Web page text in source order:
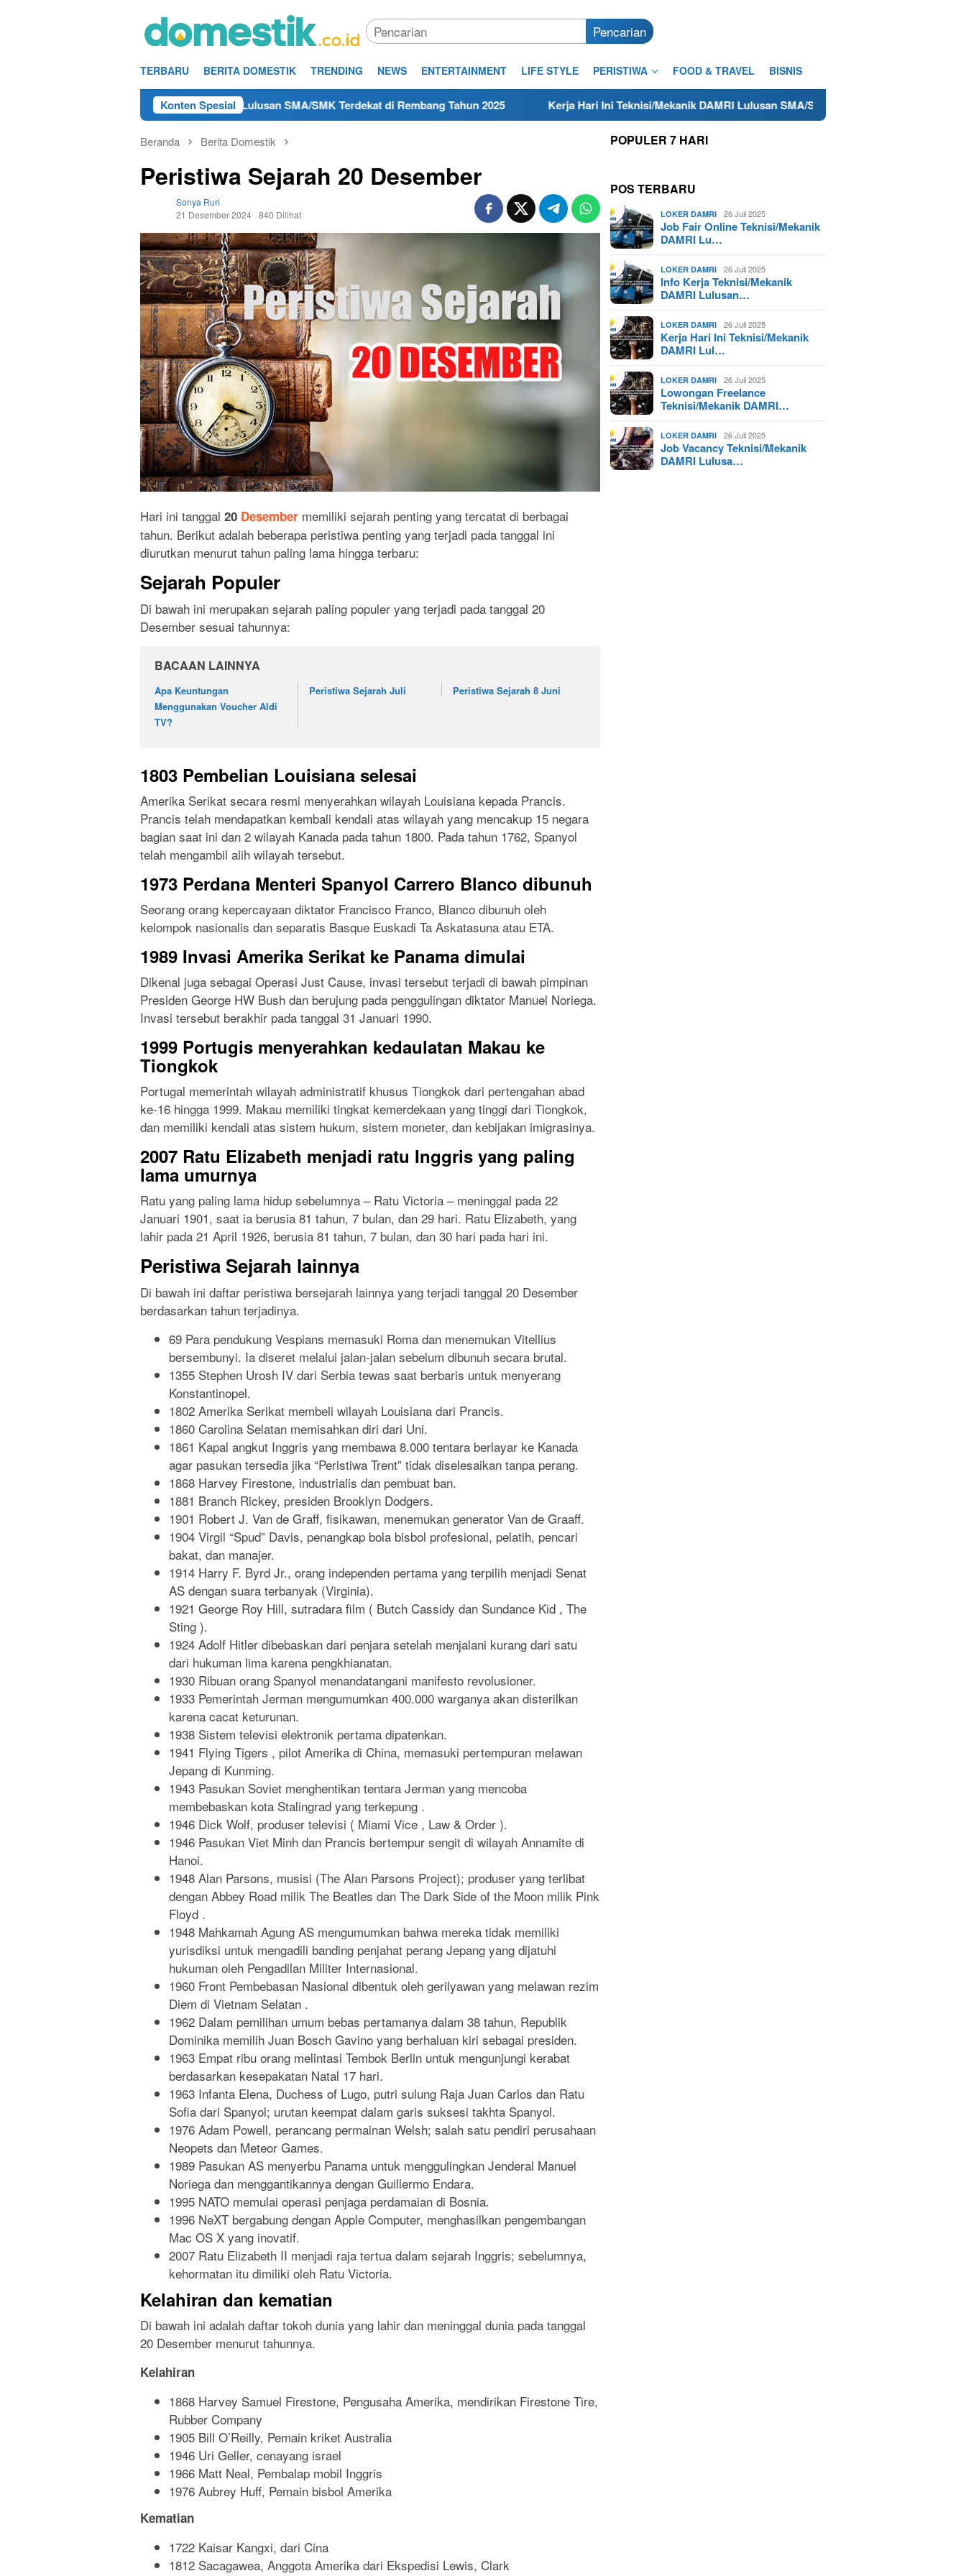
Pencarian
TERBARU BERITA DOMESTIK TRENDING NEWS ENTERTAINMENT LIFE STYLE PERISTIWA FOOD & TRAVEL BISNIS
Konten Spesial
Kerja Teknisi/Mekanik DAMRI Lulusan SMA/SMK Terdekat di Rembang Tahun 2025 Kerja Hari Ini Teknisi/Mekanik DAMRI Lulusan SMA/SMK Terdekat di Cilacap Tahun 2025
Beranda Berita Domestik
Peristiwa Sejarah 20 Desember
Sonya Ruri
21 Desember 2024 840 Dilihat
Hari ini tanggal 20 Desember memiliki sejarah penting yang tercatat di berbagai
tahun. Berikut adalah beberapa peristiwa penting yang terjadi pada tanggal ini
diurutkan menurut tahun paling lama hingga terbaru:
Sejarah Populer
Di bawah ini merupakan sejarah paling populer yang terjadi pada tanggal 20
Desember sesuai tahunnya:
BACAAN LAINNYA
Apa Keuntungan
Menggunakan Voucher Aldi
TV?
Peristiwa Sejarah Juli Peristiwa Sejarah 8 Juni
1803 Pembelian Louisiana selesai
Amerika Serikat secara resmi menyerahkan wilayah Louisiana kepada Prancis.
Prancis telah mendapatkan kembali kendali atas wilayah yang mencakup 15 negara
bagian saat ini dan 2 wilayah Kanada pada tahun 1800. Pada tahun 1762, Spanyol
telah mengambil alih wilayah tersebut.
1973 Perdana Menteri Spanyol Carrero Blanco dibunuh
Seorang orang kepercayaan diktator Francisco Franco, Blanco dibunuh oleh
kelompok nasionalis dan separatis Basque Euskadi Ta Askatasuna atau ETA.
1989 Invasi Amerika Serikat ke Panama dimulai
Dikenal juga sebagai Operasi Just Cause, invasi tersebut terjadi di bawah pimpinan
Presiden George HW Bush dan berujung pada penggulingan diktator Manuel Noriega.
Invasi tersebut berakhir pada tanggal 31 Januari 1990.
1999 Portugis menyerahkan kedaulatan Makau ke
Tiongkok
Portugal memerintah wilayah administratif khusus Tiongkok dari pertengahan abad
ke-16 hingga 1999. Makau memiliki tingkat kemerdekaan yang tinggi dari Tiongkok,
dan memiliki kendali atas sistem hukum, sistem moneter, dan kebijakan imigrasinya.
2007 Ratu Elizabeth menjadi ratu Inggris yang paling
lama umurnya
Ratu yang paling lama hidup sebelumnya – Ratu Victoria – meninggal pada 22
Januari 1901, saat ia berusia 81 tahun, 7 bulan, dan 29 hari. Ratu Elizabeth, yang
lahir pada 21 April 1926, berusia 81 tahun, 7 bulan, dan 30 hari pada hari ini.
Peristiwa Sejarah lainnya
Di bawah ini daftar peristiwa bersejarah lainnya yang terjadi tanggal 20 Desember
berdasarkan tahun terjadinya.
69 Para pendukung Vespians memasuki Roma dan menemukan Vitellius
bersembunyi. Ia diseret melalui jalan-jalan sebelum dibunuh secara brutal.
1355 Stephen Urosh IV dari Serbia tewas saat berbaris untuk menyerang
Konstantinopel.
1802 Amerika Serikat membeli wilayah Louisiana dari Prancis.
1860 Carolina Selatan memisahkan diri dari Uni.
1861 Kapal angkut Inggris yang membawa 8.000 tentara berlayar ke Kanada
agar pasukan tersedia jika “Peristiwa Trent” tidak diselesaikan tanpa perang.
1868 Harvey Firestone, industrialis dan pembuat ban.
1881 Branch Rickey, presiden Brooklyn Dodgers.
1901 Robert J. Van de Graff, fisikawan, menemukan generator Van de Graaff.
1904 Virgil “Spud” Davis, penangkap bola bisbol profesional, pelatih, pencari
bakat, dan manajer.
1914 Harry F. Byrd Jr., orang independen pertama yang terpilih menjadi Senat
AS dengan suara terbanyak (Virginia).
1921 George Roy Hill, sutradara film ( Butch Cassidy dan Sundance Kid , The
Sting ).
1924 Adolf Hitler dibebaskan dari penjara setelah menjalani kurang dari satu
dari hukuman lima karena pengkhianatan.
1930 Ribuan orang Spanyol menandatangani manifesto revolusioner.
1933 Pemerintah Jerman mengumumkan 400.000 warganya akan disterilkan
karena cacat keturunan.
1938 Sistem televisi elektronik pertama dipatenkan.
1941 Flying Tigers , pilot Amerika di China, memasuki pertempuran melawan
Jepang di Kunming.
1943 Pasukan Soviet menghentikan tentara Jerman yang mencoba
membebaskan kota Stalingrad yang terkepung .
1946 Dick Wolf, produser televisi ( Miami Vice , Law & Order ).
1946 Pasukan Viet Minh dan Prancis bertempur sengit di wilayah Annamite di
Hanoi.
1948 Alan Parsons, musisi (The Alan Parsons Project); produser yang terlibat
dengan Abbey Road milik The Beatles dan The Dark Side of the Moon milik Pink
Floyd .
1948 Mahkamah Agung AS mengumumkan bahwa mereka tidak memiliki
yurisdiksi untuk mengadili banding penjahat perang Jepang yang dijatuhi
hukuman oleh Pengadilan Militer Internasional.
1960 Front Pembebasan Nasional dibentuk oleh gerilyawan yang melawan rezim
Diem di Vietnam Selatan .
1962 Dalam pemilihan umum bebas pertamanya dalam 38 tahun, Republik
Dominika memilih Juan Bosch Gavino yang berhaluan kiri sebagai presiden.
1963 Empat ribu orang melintasi Tembok Berlin untuk mengunjungi kerabat
berdasarkan kesepakatan Natal 17 hari.
1963 Infanta Elena, Duchess of Lugo, putri sulung Raja Juan Carlos dan Ratu
Sofia dari Spanyol; urutan keempat dalam garis suksesi takhta Spanyol.
1976 Adam Powell, perancang permainan Welsh; salah satu pendiri perusahaan
Neopets dan Meteor Games.
1989 Pasukan AS menyerbu Panama untuk menggulingkan Jenderal Manuel
Noriega dan menggantikannya dengan Guillermo Endara.
1995 NATO memulai operasi penjaga perdamaian di Bosnia.
1996 NeXT bergabung dengan Apple Computer, menghasilkan pengembangan
Mac OS X yang inovatif.
2007 Ratu Elizabeth II menjadi raja tertua dalam sejarah Inggris; sebelumnya,
kehormatan itu dimiliki oleh Ratu Victoria.
Kelahiran dan kematian
Di bawah ini adalah daftar tokoh dunia yang lahir dan meninggal dunia pada tanggal
20 Desember menurut tahunnya.
Kelahiran
1868 Harvey Samuel Firestone, Pengusaha Amerika, mendirikan Firestone Tire,
Rubber Company
1905 Bill O’Reilly, Pemain kriket Australia
1946 Uri Geller, cenayang israel
1966 Matt Neal, Pembalap mobil Inggris
1976 Aubrey Huff, Pemain bisbol Amerika
Kematian
1722 Kaisar Kangxi, dari Cina
1812 Sacagawea, Anggota Amerika dari Ekspedisi Lewis, Clark
POPULER 7 HARI
POS TERBARU
LOKER DAMRI 26 Juli 2025
Job Fair Online Teknisi/Mekanik
DAMRI Lu…
LOKER DAMRI 26 Juli 2025
Info Kerja Teknisi/Mekanik
DAMRI Lulusan…
LOKER DAMRI 26 Juli 2025
Kerja Hari Ini Teknisi/Mekanik
DAMRI Lul…
LOKER DAMRI 26 Juli 2025
Lowongan Freelance
Teknisi/Mekanik DAMRI…
LOKER DAMRI 26 Juli 2025
Job Vacancy Teknisi/Mekanik
DAMRI Lulusa…